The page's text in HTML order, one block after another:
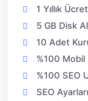
1 Yıllık
5 GB Disk
10 Adet
%100 Mobil
%100 SEO
SEO